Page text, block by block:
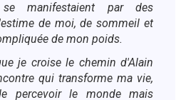
se manifestaient par des
de moi, de sommeil et
de mon poids.
je croise le chemin d'Alain
qui transforme ma vie,
percevoir le monde mais